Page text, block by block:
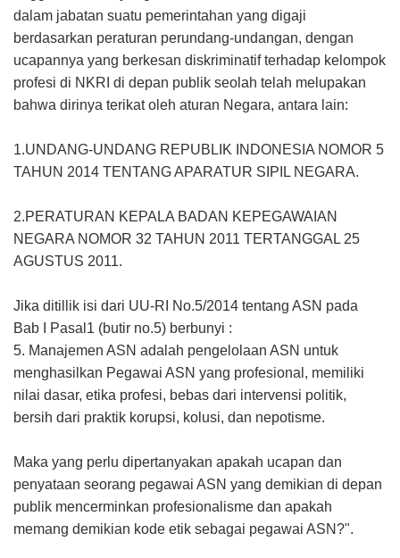
dalam jabatan suatu pemerintahan yang digaji
berdasarkan peraturan perundang-undangan, dengan
ucapannya yang berkesan diskriminatif terhadap kelompok
profesi di NKRI di depan publik seolah telah melupakan
bahwa dirinya terikat oleh aturan Negara, antara lain:
1.UNDANG-UNDANG REPUBLIK INDONESIA NOMOR 5
TAHUN 2014 TENTANG APARATUR SIPIL NEGARA.
2.PERATURAN KEPALA BADAN KEPEGAWAIAN
NEGARA NOMOR 32 TAHUN 2011 TERTANGGAL 25
AGUSTUS 2011.
Jika ditillik isi dari UU-RI No.5/2014 tentang ASN pada
Bab I Pasal1 (butir no.5) berbunyi :
5. Manajemen ASN adalah pengelolaan ASN untuk
menghasilkan Pegawai ASN yang profesional, memiliki
nilai dasar, etika profesi, bebas dari intervensi politik,
bersih dari praktik korupsi, kolusi, dan nepotisme.
Maka yang perlu dipertanyakan apakah ucapan dan
penyataan seorang pegawai ASN yang demikian di depan
publik mencerminkan profesionalisme dan apakah
memang demikian kode etik sebagai pegawai ASN?".